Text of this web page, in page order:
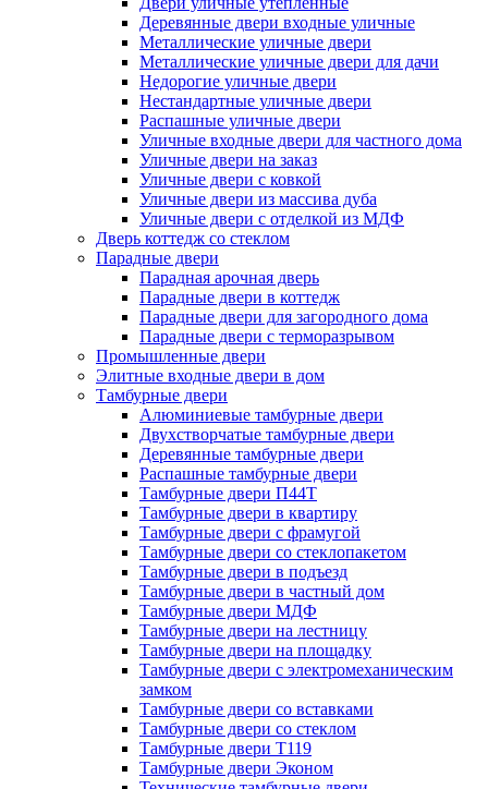
Деревянные двери входные уличные
Металлические уличные двери
Металлические уличные двери для дачи
Недорогие уличные двери
Нестандартные уличные двери
Распашные уличные двери
Уличные входные двери для частного дома
Уличные двери на заказ
Уличные двери с ковкой
Уличные двери из массива дуба
Уличные двери с отделкой из МДФ
Дверь коттедж со стеклом
Парадные двери
Парадная арочная дверь
Парадные двери в коттедж
Парадные двери для загородного дома
Парадные двери с терморазрывом
Промышленные двери
Элитные входные двери в дом
Тамбурные двери
Алюминиевые тамбурные двери
Двухстворчатые тамбурные двери
Деревянные тамбурные двери
Распашные тамбурные двери
Тамбурные двери П44Т
Тамбурные двери в квартиру
Тамбурные двери с фрамугой
Тамбурные двери со стеклопакетом
Тамбурные двери в подъезд
Тамбурные двери в частный дом
Тамбурные двери МДФ
Тамбурные двери на лестницу
Тамбурные двери на площадку
Тамбурные двери с электромеханическим
замком
Тамбурные двери со вставками
Тамбурные двери со стеклом
Тамбурные двери Т119
Тамбурные двери Эконом